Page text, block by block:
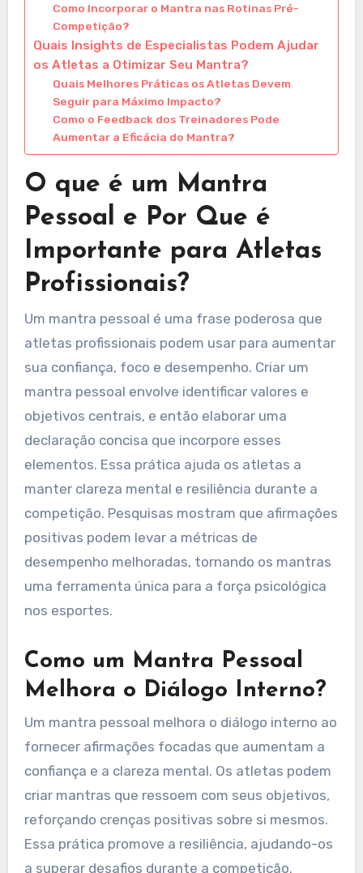
Como Incorporar o Mantra nas Rotinas Pré-
Competição?
Quais Insights de Especialistas Podem Ajudar
os Atletas a Otimizar Seu Mantra?
Quais Melhores Práticas os Atletas Devem
Seguir para Máximo Impacto?
Como o Feedback dos Treinadores Pode
Aumentar a Eficácia do Mantra?
O que é um Mantra
Pessoal e Por Que é
Importante para Atletas
Profissionais?
Um mantra pessoal é uma frase poderosa que
atletas profissionais podem usar para aumentar
sua confiança, foco e desempenho. Criar um
mantra pessoal envolve identificar valores e
objetivos centrais, e então elaborar uma
declaração concisa que incorpore esses
elementos. Essa prática ajuda os atletas a
manter clareza mental e resiliência durante a
competição. Pesquisas mostram que afirmações
positivas podem levar a métricas de
desempenho melhoradas, tornando os mantras
uma ferramenta única para a força psicológica
nos esportes.
Como um Mantra Pessoal
Melhora o Diálogo Interno?
Um mantra pessoal melhora o diálogo interno ao
fornecer afirmações focadas que aumentam a
confiança e a clareza mental. Os atletas podem
criar mantras que ressoem com seus objetivos,
reforçando crenças positivas sobre si mesmos.
Essa prática promove a resiliência, ajudando-os
a superar desafios durante a competição.